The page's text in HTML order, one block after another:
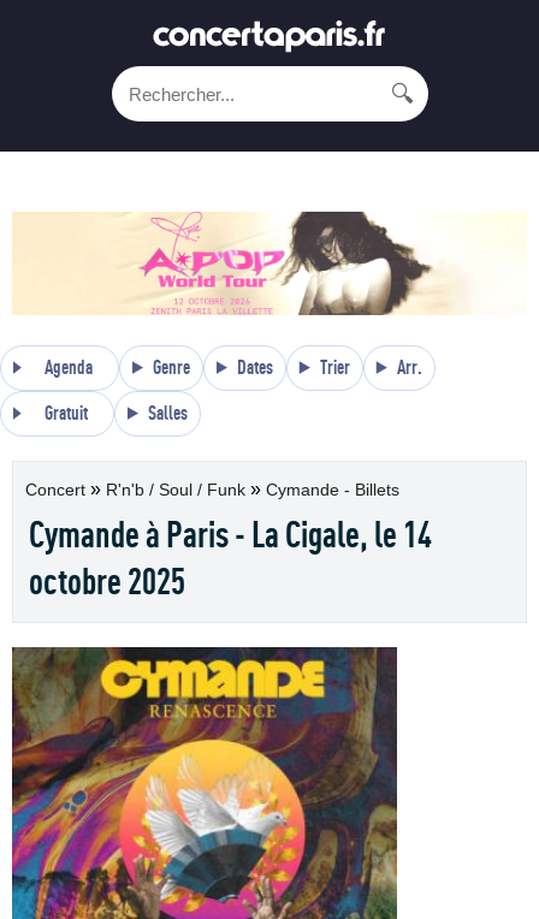
🔍
Agenda Genre Dates Trier Arr.
Gratuit Salles
Concert » R'n'b / Soul / Funk » Cymande - Billets
Cymande à Paris - La Cigale, le 14
octobre 2025